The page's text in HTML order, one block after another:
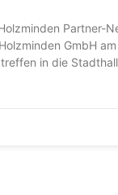
Partner-
GmbH
in die